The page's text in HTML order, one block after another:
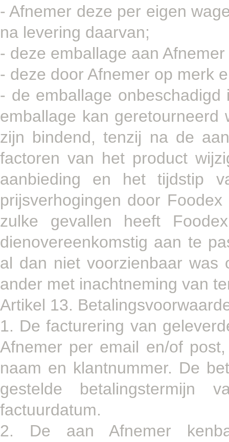
- Afnemer deze per eigen
na levering daarvan;
- deze emballage aan
- deze door Afnemer op merk
- de emballage
emballage kan geretourneerd
zijn bindend, tenzij na de
factoren van het product
aanbieding en het tijdstip
prijsverhogingen door
zulke gevallen heeft
dienovereenkomstig aan te
al dan niet voorzienbaar was
ander met inachtneming van
Artikel 13.
1. De facturering van
Afnemer per email en/of
naam en klantnummer. De
gestelde
factuurdatum.
2. De aan Afnemer